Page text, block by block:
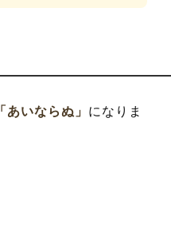
「あいならぬ」 になりま